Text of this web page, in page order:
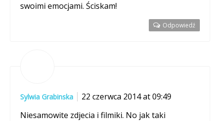
swoimi emocjami. Ściskam!
Odpowiedź
Sylwia Grabinska
22 czerwca 2014 at 09:49
Niesamowite zdjecia i filmiki. No jak taki